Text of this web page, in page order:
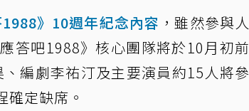
》10週年紀念內容 ，雖然參與人
答吧1988》核心團隊將於10月初前
編劇李祐汀及主要演員約15人將參
確定缺席。